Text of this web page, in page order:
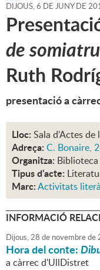
DIJOUS,6 DE JUNY DE
de
Ruth
presentació a
Lloc: Sala d'Actes de
Adreça: C. Bonaire, 2
Organitza:
Tipus d'acte:
Marc:Activitats
INFORMACIÓ
Dijous,28 de novembrede
Hora del conte:
a càrrec d'UllDistret